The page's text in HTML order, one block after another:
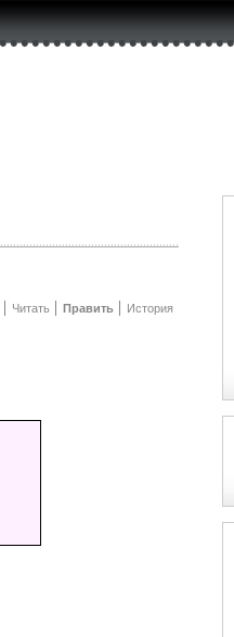
Читать Править История